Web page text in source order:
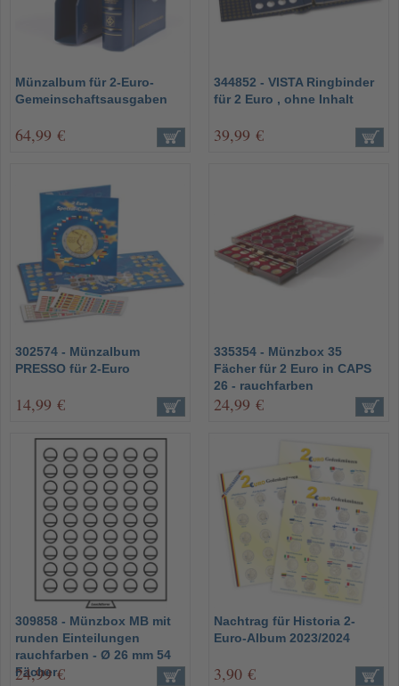
Münzalbum für 2-Euro-
Gemeinschaftsausgaben
64,99 €
344852 - VISTA Ringbinder
für 2 Euro , ohne Inhalt
39,99 €
302574 - Münzalbum
PRESSO für 2-Euro
14,99 €
335354 - Münzbox 35
Fächer für 2 Euro in CAPS
26 - rauchfarben
24,99 €
309858 - Münzbox MB mit
runden Einteilungen
rauchfarben - Ø 26 mm 54
Fächer
24,99 €
Nachtrag für Historia 2-
Euro-Album 2023/2024
3,90 €